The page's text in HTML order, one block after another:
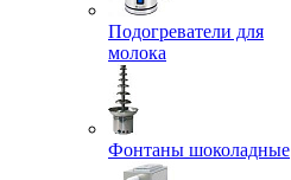
Подогреватели для
молока
Фонтаны шоколадные